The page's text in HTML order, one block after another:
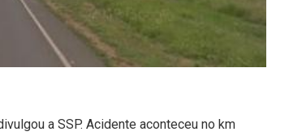
a SSP. Acidente aconteceu no km